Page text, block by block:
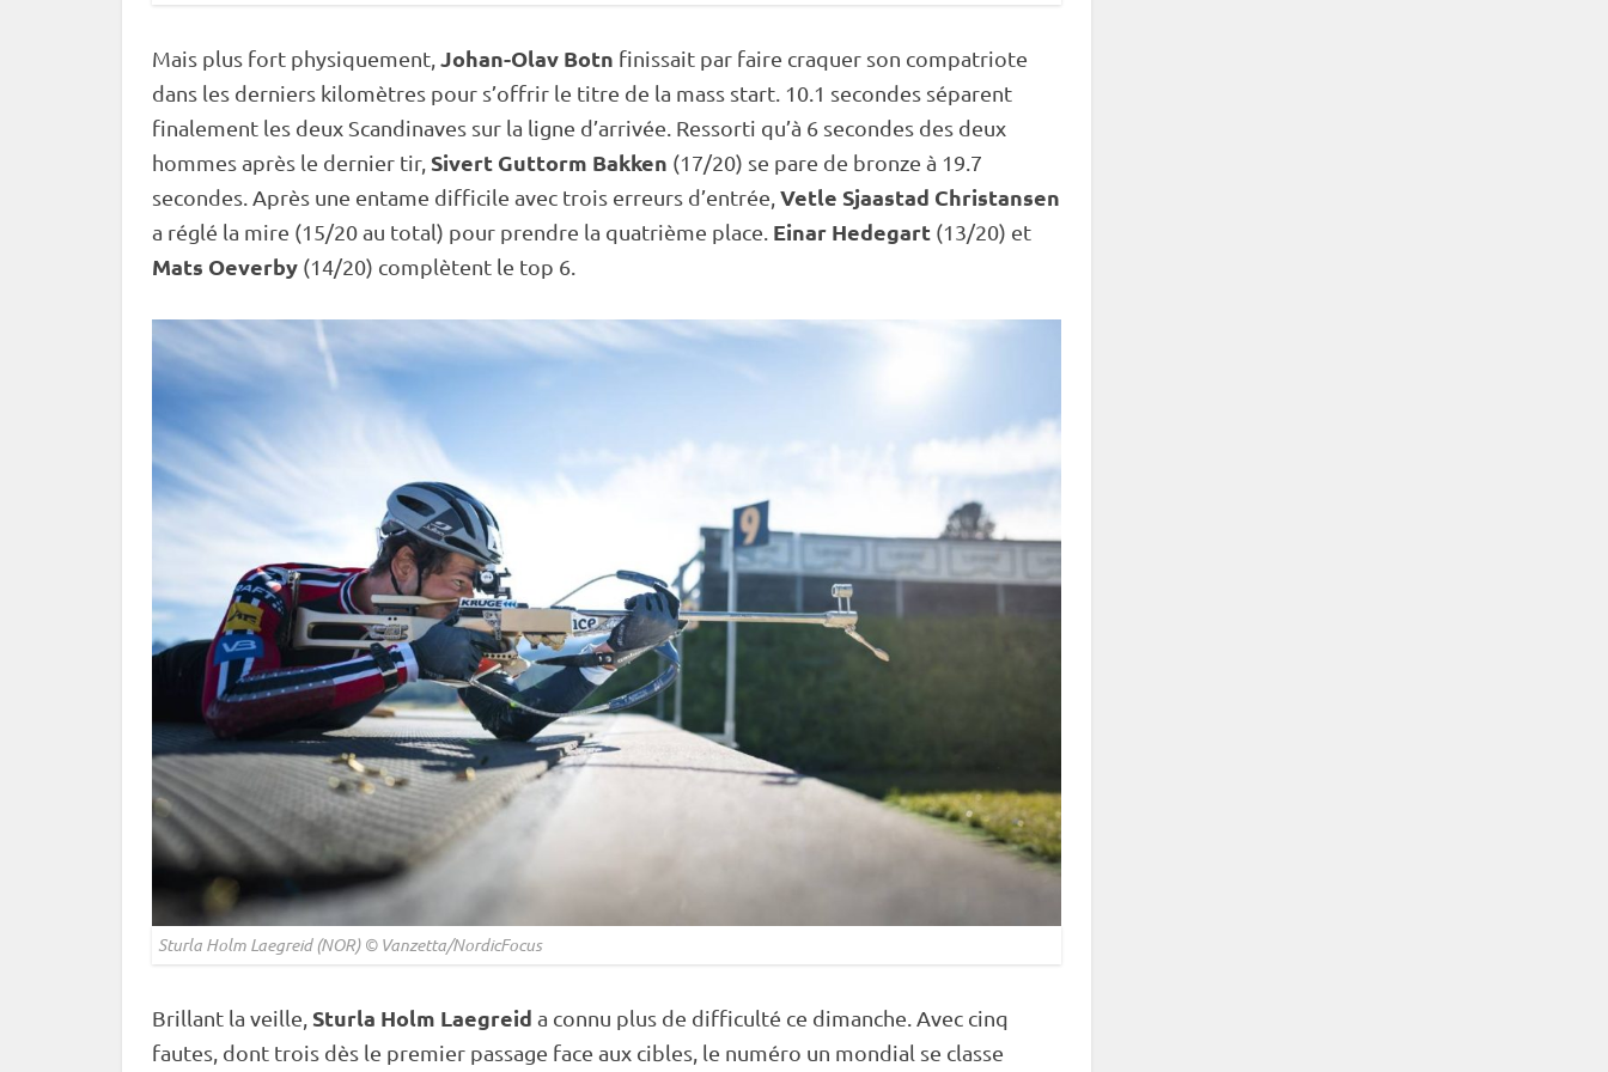
Mais plus fort physiquement, Johan-Olav Botn finissait par faire craquer son compatriote
dans les derniers kilomètres pour s’offrir le titre de la mass start . 10.1 secondes séparent
finalement les deux Scandinaves sur la ligne d’arrivée. Ressorti qu’à 6 secondes des deux
hommes après le dernier tir, Sivert Guttorm Bakken (17/20) se pare de bronze à 19.7
secondes. Après une entame difficile avec trois erreurs d’entrée, Vetle Sjaastad Christansen
a réglé la mire (15/20 au total) pour prendre la quatrième place. Einar Hedegart (13/20) et
Mats Oeverby (14/20) complètent le top 6.
Sturla Holm Laegreid (NOR) © Vanzetta/NordicFocus
Brillant la veille, Sturla Holm Laegreid a connu plus de difficulté ce dimanche. Avec cinq
fautes, dont trois dès le premier passage face aux cibles, le numéro un mondial se classe